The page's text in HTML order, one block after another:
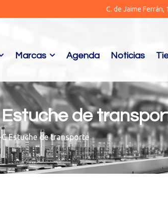
C. de Jaime
Marcas Agenda Noticias
de
Estuche de transporte